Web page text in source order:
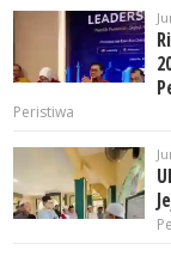
Peristiwa